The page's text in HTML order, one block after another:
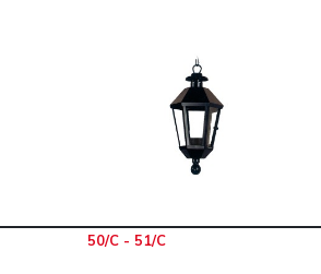
50/C - 51/C